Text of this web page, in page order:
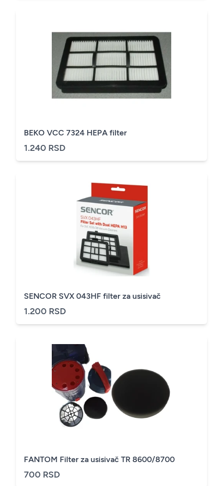
BEKO VCC 7324 HEPA filter
1.240 RSD
SENCOR SVX 043HF filter za usisivač
1.200 RSD
FANTOM Filter za usisivač TR 8600/8700
700 RSD